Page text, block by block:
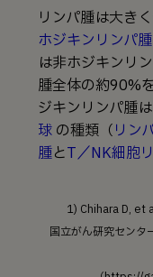
リンパ腫は大きく
ホジキンリンパ腫
は非ホジキンリ
腫全体の約90%
ジキンリンパ腫
球 の種類（→リン
腫とT／NK細胞
1) Chihara D,
国立がん研究センタ